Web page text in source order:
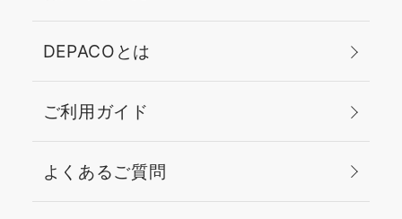
DEPACOとは
ご利用ガイド
よくあるご質問